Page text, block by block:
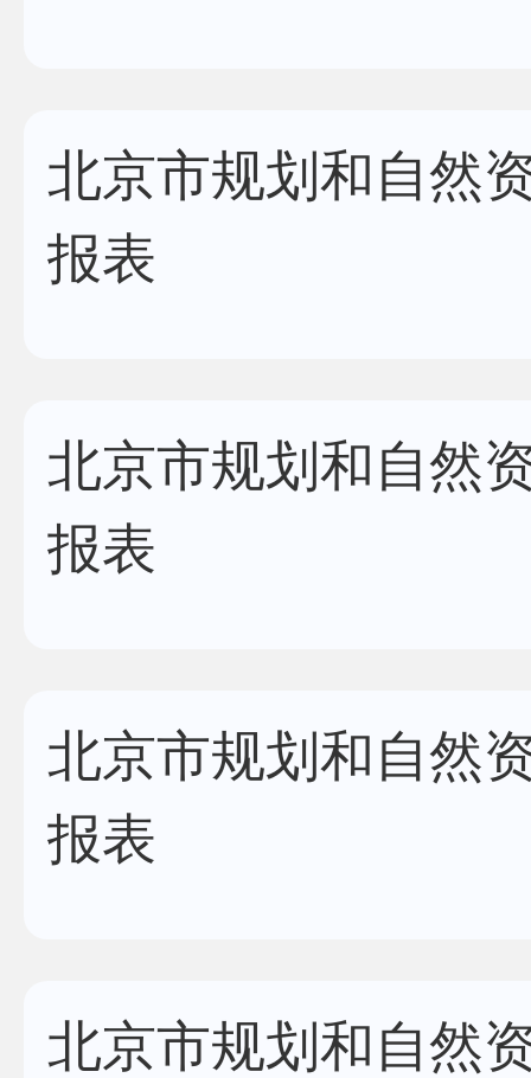
北京市规划和自然
报表
北京市规划和自然
报表
北京市规划和自然
报表
北京市规划和自然